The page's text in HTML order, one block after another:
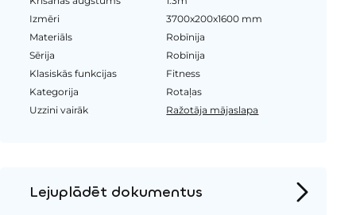
Izmēri
3700x200x1600 mm
Materiāls
Robīnija
Sērija
Robīnija
Klasiskās funkcijas
Fitness
Kategorija
Rotaļas
Uzzini vairāk
Ražotāja mājaslapa
Lejuplādēt dokumentus